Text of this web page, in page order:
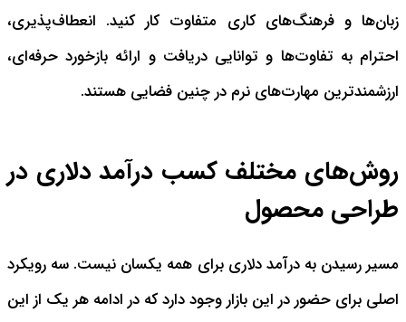
زبان‌ها و فرهنگ‌های کاری متفاوت کار کنید. انعطاف‌پذیری،
احترام به تفاوت‌ها و توانایی دریافت و ارائه بازخورد حرفه‌ای،
ارزشمندترین مهارت‌های نرم در چنین فضایی هستند.
روش‌های مختلف کسب درآمد دلاری در
طراحی محصول
مسیر رسیدن به درآمد دلاری برای همه یکسان نیست. سه رویکرد
اصلی برای حضور در این بازار وجود دارد که در ادامه هر یک از این